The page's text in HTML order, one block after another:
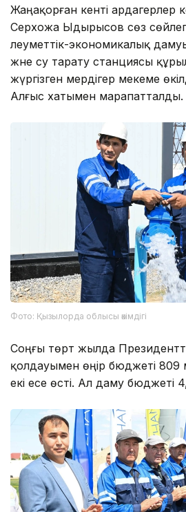
Жаңақорған кенті ардагерлер
Серхожа Ыдырысов сөз
әлеуметтік-экономикалық
және су тарату станциясы
жүргізген мердігер мекеме
Алғыс хатымен марапатталды.
Фото: Қызылорда облысы әкімдігі
Соңғы төрт жылда
қолдауымен өңір бюджеті 809
екі есе өсті. Ал даму бюджеті